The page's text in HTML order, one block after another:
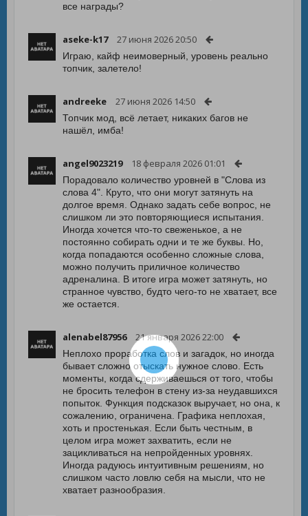
все награды?
aseke-k17 27 июня 2026 20:50
Играю, кайф неимоверный, уровень реально
топчик, залетело!
andreeke 27 июня 2026 14:50
Топчик мод, всё летает, никаких багов не
нашёл, имба!
angel9023219 18 февраля 2026 01:01
Порадовало количество уровней в "Слова из
слова 4". Круто, что они могут затянуть на
долгое время. Однако задать себе вопрос, не
слишком ли это повторяющиеся испытания.
Иногда хочется что-то свеженькое, а не
постоянно собирать одни и те же буквы. Но,
когда попадаются особенно сложные слова,
можно получить приличное количество
адреналина. В итоге игра может затянуть, но
странное чувство, будто чего-то не хватает, все
же остается.
alenabel87956 21 января 2026 22:00
Неплохо проработка слов и загадок, но иногда
бывает сложно отыскать нужное слово. Есть
моменты, когда сдерживаешься от того, чтобы
не бросить телефон в стену из-за неудавшихся
попыток. Функция подсказок выручает, но она, к
сожалению, ограничена. Графика неплохая,
хоть и простенькая. Если быть честным, в
целом игра может захватить, если не
зацикливаться на непройденных уровнях.
Иногда радуюсь интуитивным решениям, но
слишком часто ловлю себя на мысли, что не
хватает разнообразия.